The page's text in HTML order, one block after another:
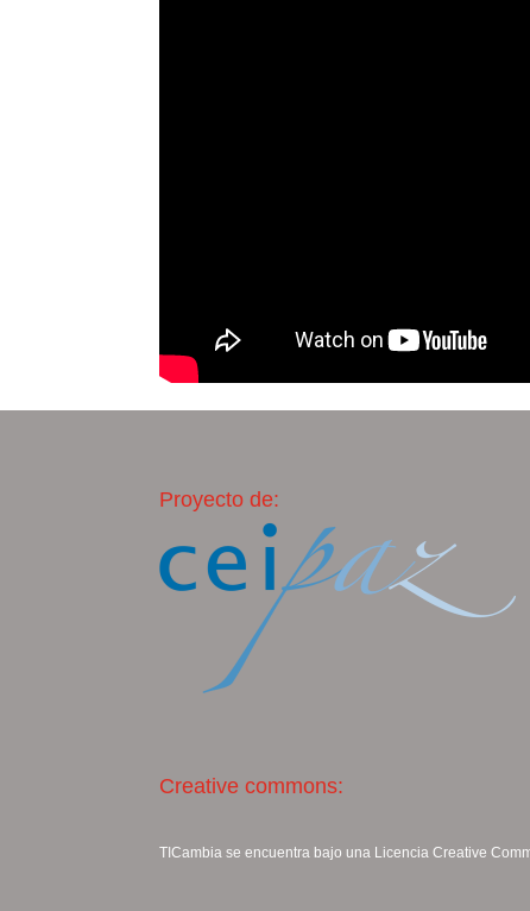
Proyecto de:
Creative commons:
TICambia se encuentra bajo una LicenciaCreative